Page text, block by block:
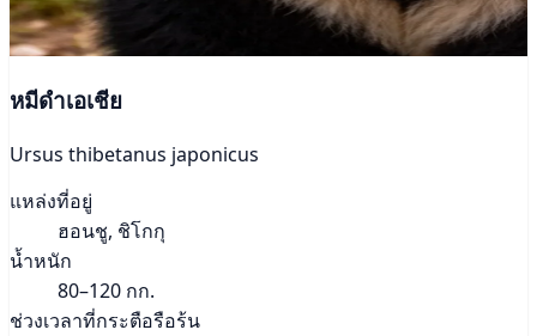
หมีดำเอเชีย
Ursus thibetanus japonicus
แหล่งที่อยู่
ฮอนชู, ชิโกกุ
น้ำหนัก
80–120 กก.
ช่วงเวลาที่กระตือรือร้น